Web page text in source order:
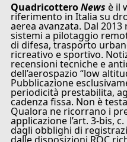
QuadricotteroNews è il
riferimento in Italia su
aerea avanzata. Dal 2013
sistemi a pilotaggio
di difesa, trasporto
ricreativo e sportivo.
recensioni tecniche e
dell’aerospazio “low
Pubblicazione
periodicità prestabilita,
cadenza fissa. Non è
Qualora ne ricorrano i
applicazione l’art. 3-bis,
dagli obblighi di